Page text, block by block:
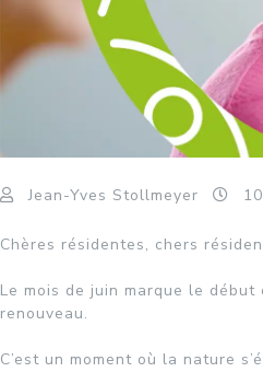
Jean-Yves Stollmeyer 10
Chères résidentes, chers
Le mois de juin marque le
renouveau.
C’est un moment où la nature